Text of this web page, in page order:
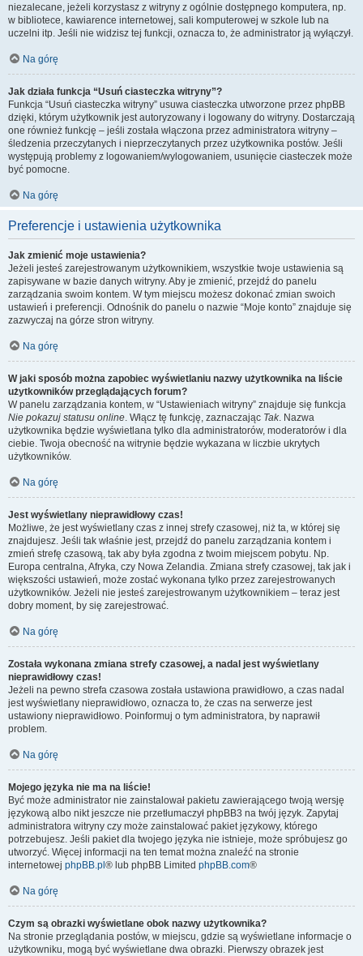
niezalecane, jeżeli korzystasz z witryny z ogólnie dostępnego komputera, np.
w bibliotece, kawiarence internetowej, sali komputerowej w szkole lub na
uczelni itp. Jeśli nie widzisz tej funkcji, oznacza to, że administrator ją wyłączył.
Na górę
Jak działa funkcja “Usuń ciasteczka witryny”?
Funkcja “Usuń ciasteczka witryny” usuwa ciasteczka utworzone przez phpBB
dzięki, którym użytkownik jest autoryzowany i logowany do witryny. Dostarczają
one również funkcję – jeśli została włączona przez administratora witryny –
śledzenia przeczytanych i nieprzeczytanych przez użytkownika postów. Jeśli
występują problemy z logowaniem/wylogowaniem, usunięcie ciasteczek może
być pomocne.
Na górę
Preferencje i ustawienia użytkownika
Jak zmienić moje ustawienia?
Jeżeli jesteś zarejestrowanym użytkownikiem, wszystkie twoje ustawienia są
zapisywane w bazie danych witryny. Aby je zmienić, przejdź do panelu
zarządzania swoim kontem. W tym miejscu możesz dokonać zmian swoich
ustawień i preferencji. Odnośnik do panelu o nazwie “Moje konto” znajduje się
zazwyczaj na górze stron witryny.
Na górę
W jaki sposób można zapobiec wyświetlaniu nazwy użytkownika na liście
użytkowników przeglądających forum?
W panelu zarządzania kontem, w “Ustawieniach witryny” znajduje się funkcja
Nie pokazuj statusu online. Włącz tę funkcję, zaznaczając Tak. Nazwa
użytkownika będzie wyświetlana tylko dla administratorów, moderatorów i dla
ciebie. Twoja obecność na witrynie będzie wykazana w liczbie ukrytych
użytkowników.
Na górę
Jest wyświetlany nieprawidłowy czas!
Możliwe, że jest wyświetlany czas z innej strefy czasowej, niż ta, w której się
znajdujesz. Jeśli tak właśnie jest, przejdź do panelu zarządzania kontem i
zmień strefę czasową, tak aby była zgodna z twoim miejscem pobytu. Np.
Europa centralna, Afryka, czy Nowa Zelandia. Zmiana strefy czasowej, tak jak i
większości ustawień, może zostać wykonana tylko przez zarejestrowanych
użytkowników. Jeżeli nie jesteś zarejestrowanym użytkownikiem – teraz jest
dobry moment, by się zarejestrować.
Na górę
Została wykonana zmiana strefy czasowej, a nadal jest wyświetlany
nieprawidłowy czas!
Jeżeli na pewno strefa czasowa została ustawiona prawidłowo, a czas nadal
jest wyświetlany nieprawidłowo, oznacza to, że czas na serwerze jest
ustawiony nieprawidłowo. Poinformuj o tym administratora, by naprawił
problem.
Na górę
Mojego języka nie ma na liście!
Być może administrator nie zainstalował pakietu zawierającego twoją wersję
językową albo nikt jeszcze nie przetłumaczył phpBB3 na twój język. Zapytaj
administratora witryny czy może zainstalować pakiet językowy, którego
potrzebujesz. Jeśli pakiet dla twojego języka nie istnieje, może spróbujesz go
utworzyć. Więcej informacji na ten temat można znaleźć na stronie
internetowej phpBB.pl ® lub phpBB Limited phpBB.com®
Na górę
Czym są obrazki wyświetlane obok nazwy użytkownika?
Na stronie przeglądania postów, w miejscu, gdzie są wyświetlane informacje o
użytkowniku, mogą być wyświetlane dwa obrazki. Pierwszy obrazek jest